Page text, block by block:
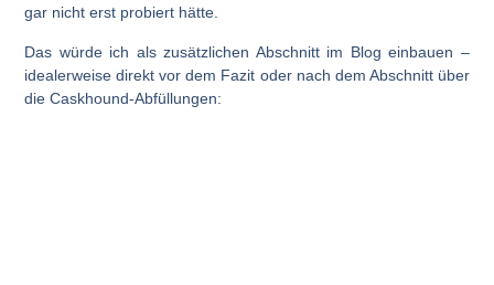
gar nicht erst probiert hätte.
Das würde ich als zusätzlichen Abschnitt im Blog einbauen –
idealerweise direkt vor dem Fazit oder nach dem Abschnitt über
die Caskhound-Abfüllungen: